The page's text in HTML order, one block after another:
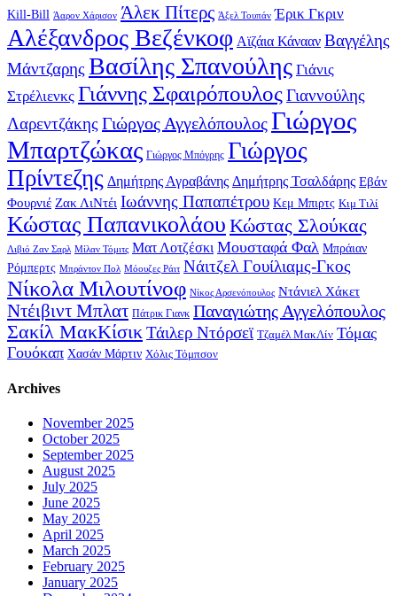
Kill-Bill Άαρον Χάρισον Άλεκ Πίτερς Άξελ Τουπάν Έρικ Γκριν
Αλέξανδρος Βεζένκοφ Αϊζάια Κάνααν Βαγγέλης
Μάντζαρης Βασίλης Σπανούλης Γιάνις
Στρέλιενκς Γιάννης ΣφαιρόπουλοςΓιαννούλης
Λαρεντζάκης Γιώργος ΑγγελόπουλοςΓιώργος
Μπαρτζώκας Γιώργος Μπόγρης Γιώργος
Πρίντεζης Δημήτρης Αγραβάνης Δημήτρης Τσαλδάρης Εβάν
Φουρνιέ Ζακ ΛιΝτέι Ιωάννης Παπαπέτρου Κεμ Μπιρτς Κιμ Τιλί
Κώστας Παπανικολάου Κώστας Σλούκας
Λιβιό Ζαν Σαρλ Μίλαν Τόμιτς Ματ Λοτζέσκι Μουσταφά Φαλ Μπράιαν
Ρόμπερτς Μπράντον Πολ Μόουζες Ράιτ Νάιτζελ Γουίλιαμς-Γκος
Νίκολα Μιλουτίνοφ Νίκος Αρσενόπουλος Ντάνιελ Χάκετ
Ντέιβιντ Μπλατ Πάτρικ Γιανκ Παναγιώτης Αγγελόπουλος
Σακίλ ΜακΚίσικ Τάιλερ Ντόρσεϊ Τζαμέλ ΜακΛίν Τόμας
Γουόκαπ Χασάν Μάρτιν Χόλις Τόμπσον
Archives
November 2025
October 2025
September 2025
August 2025
July 2025
June 2025
May 2025
April 2025
March 2025
February 2025
January 2025